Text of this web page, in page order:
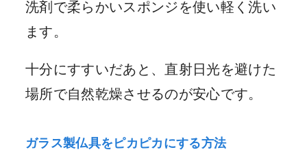
洗剤で柔らかいスポンジを使い軽く洗い
ます。
十分にすすいだあと、直射日光を避けた
場所で自然乾燥させるのが安心です。
ガラス製仏具をピカピカにする方法